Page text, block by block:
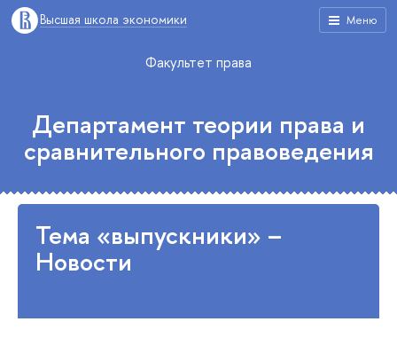
Меню
Высшая школа экономики
Факультет права
Департамент теории права и
сравнительного правоведения
Тема «выпускники» –
Новости